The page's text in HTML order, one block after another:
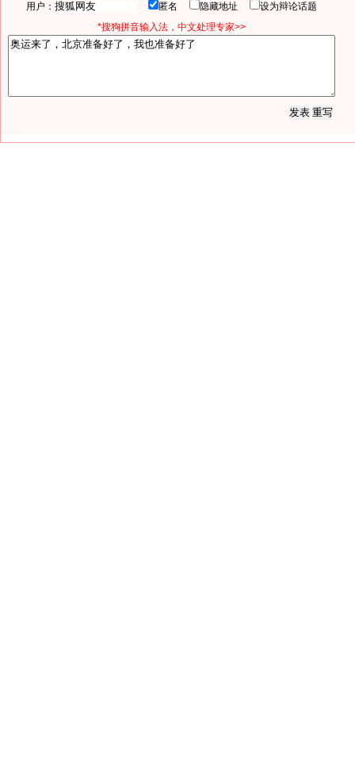
用户： 匿名 隐藏地址
设为辩论话题
*搜狗拼音输入法，中文处理专家>>